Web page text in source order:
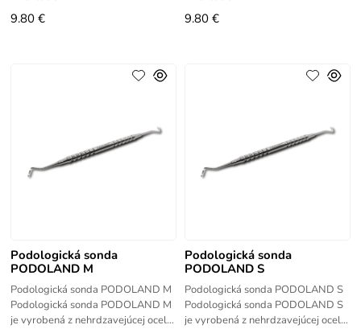
zúbkovanej čepele a
9.80 €
9.80 €
Podologická sonda
PODOLAND M
Podologická sonda PODOLAND M
Podologická sonda PODOLAND M
je vyrobená z nehrdzavejúcej ocele
Podologická sonda
PODOLAND S
Podologická sonda PODOLAND S
Podologická sonda PODOLAND S
je vyrobená z nehrdzavejúcej ocele